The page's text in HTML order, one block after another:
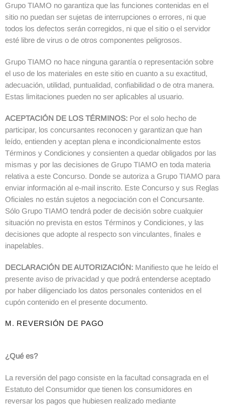
Grupo TIAMO no garantiza que las funciones contenidas en el
sitio no puedan ser sujetas de interrupciones o errores, ni que
todos los defectos serán corregidos, ni que el sitio o el servidor
esté libre de virus o de otros componentes peligrosos.
Grupo TIAMO no hace ninguna garantía o representación sobre
el uso de los materiales en este sitio en cuanto a su exactitud,
adecuación, utilidad, puntualidad, confiabilidad o de otra manera.
Estas limitaciones pueden no ser aplicables al usuario.
ACEPTACIÓN DE LOS TÉRMINOS: Por el solo hecho de
participar, los concursantes reconocen y garantizan que han
leído, entienden y aceptan plena e incondicionalmente estos
Términos y Condiciones y consienten a quedar obligados por las
mismas y por las decisiones de Grupo TIAMO en toda materia
relativa a este Concurso. Donde se autoriza a Grupo TIAMO para
enviar información al e-mail inscrito. Este Concurso y sus Reglas
Oficiales no están sujetos a negociación con el Concursante.
Sólo Grupo TIAMO tendrá poder de decisión sobre cualquier
situación no prevista en estos Términos y Condiciones, y las
decisiones que adopte al respecto son vinculantes, finales e
inapelables.
DECLARACIÓN DE AUTORIZACIÓN: Manifiesto que he leído el
presente aviso de privacidad y que podrá entenderse aceptado
por haber diligenciado los datos personales contenidos en el
cupón contenido en el presente documento.
M. REVERSIÓN DE PAGO
¿Qué es?
La reversión del pago consiste en la facultad consagrada en el
Estatuto del Consumidor que tienen los consumidores en
reversar los pagos que hubiesen realizado mediante